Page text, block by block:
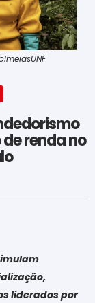
renda no
liderados por